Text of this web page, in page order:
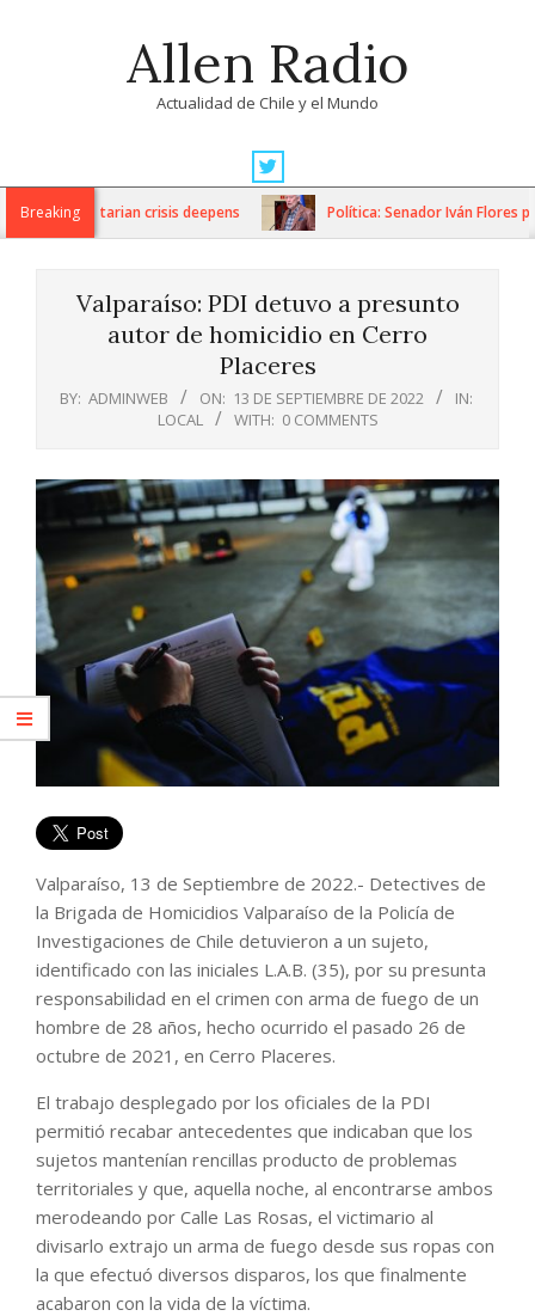
Allen Radio
Actualidad de Chile y el Mundo
Navigation
MenuBreaking
as humanitarian crisis deepens Política: Senador Iván Flores
Valparaíso: PDI detuvo a presunto
autor de homicidio en Cerro
Placeres
BY: ADMINWEB ON: 13 DE SEPTIEMBRE DE 2022
IN:
LOCAL
WITH: 0 COMMENTS
Valparaíso, 13 de Septiembre de 2022.- Detectives de
la Brigada de Homicidios Valparaíso de la Policía de
Investigaciones de Chile detuvieron a un sujeto,
identificado con las iniciales L.A.B. (35), por su presunta
responsabilidad en el crimen con arma de fuego de un
hombre de 28 años, hecho ocurrido el pasado 26 de
octubre de 2021, en Cerro Placeres.
El trabajo desplegado por los oficiales de la PDI
permitió recabar antecedentes que indicaban que los
sujetos mantenían rencillas producto de problemas
territoriales y que, aquella noche, al encontrarse ambos
merodeando por Calle Las Rosas, el victimario al
divisarlo extrajo un arma de fuego desde sus ropas con
la que efectuó diversos disparos, los que finalmente
acabaron con la vida de la víctima.